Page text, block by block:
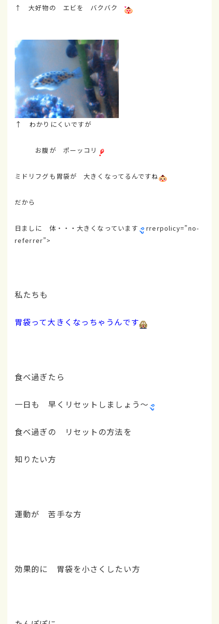
↑ 大好物の エビを バクバク
↑わかりにくいですが
お腹が ポーッコリ
ミドリフグも胃袋が 大きくなってるんですね
だから
日ましに 体・・・大きくなっています
rrerpolicy=”no-
referrer”>
私たちも
胃袋って大きくなっちゃうんです
食べ過ぎたら
一日も 早くリセットしましょう～
食べ過ぎの リセットの方法を
知りたい方
運動が 苦手な方
効果的に 胃袋を小さくしたい方